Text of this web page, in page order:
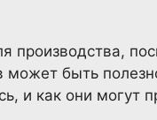
может быть
и как они могут